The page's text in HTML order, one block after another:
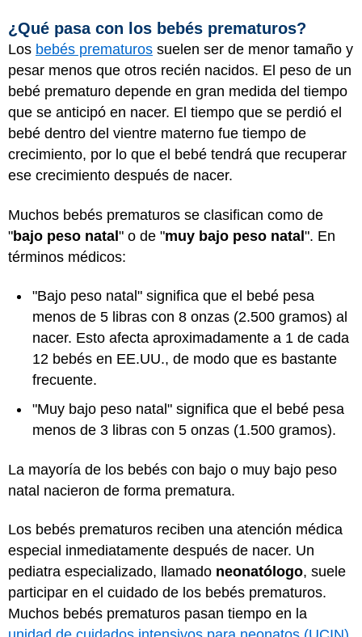
¿Qué pasa con los bebés prematuros?
Los bebés prematuros suelen ser de menor tamaño y
pesar menos que otros recién nacidos. El peso de un
bebé prematuro depende en gran medida del tiempo
que se anticipó en nacer. El tiempo que se perdió el
bebé dentro del vientre materno fue tiempo de
crecimiento, por lo que el bebé tendrá que recuperar
ese crecimiento después de nacer.
Muchos bebés prematuros se clasifican como de
"bajo peso natal" o de "muy bajo peso natal". En
términos médicos:
"Bajo peso natal" significa que el bebé pesa
menos de 5 libras con 8 onzas (2.500 gramos) al
nacer. Esto afecta aproximadamente a 1 de cada
12 bebés en EE.UU., de modo que es bastante
frecuente.
"Muy bajo peso natal" significa que el bebé pesa
menos de 3 libras con 5 onzas (1.500 gramos).
La mayoría de los bebés con bajo o muy bajo peso
natal nacieron de forma prematura.
Los bebés prematuros reciben una atención médica
especial inmediatamente después de nacer. Un
pediatra especializado, llamado neonatólogo, suele
participar en el cuidado de los bebés prematuros.
Muchos bebés prematuros pasan tiempo en la